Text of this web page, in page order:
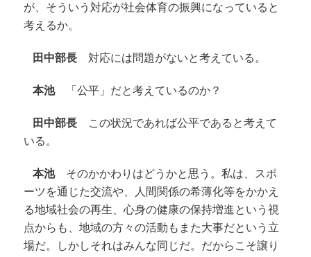
が、そういう対応が社会体育の振興になっていると
考えるか。
田中部長 対応には問題がないと考えている。
本池「公平」だと考えているのか？
田中部長 この状況であれば公平であると考えて
いる。
本池そのかかわりはどうかと思う。私は、スポ
ーツを通じた交流や、人間関係の希薄化等をかかえ
る地域社会の再生、心身の健康の保持増進という視
点からも、地域の方々の活動もまた大事だという立
場だ。しかしそれはみんな同じだ。だからこそ譲り